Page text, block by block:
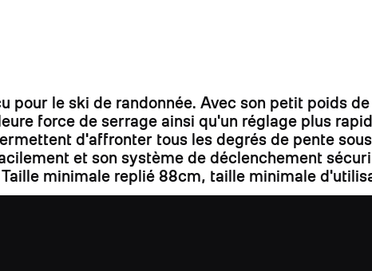
pour le ski de randonnée. Avec son petit poids
force de serrage ainsi qu'un réglage plus
d'affronter tous les degrés de pente
et son système de déclenchement
minimale replié 88cm, taille minimale